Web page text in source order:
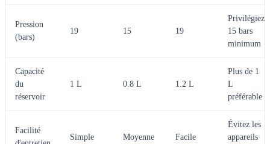
Pression
(bars)
19 15 19
Privilégiez
15 bars
minimum
Capacité
du
réservoir
1 L 0.8 L 1.2 L
Plus de 1
L
préférable
Facilité
Simple Moyenne Facile
Évitez les
appareils